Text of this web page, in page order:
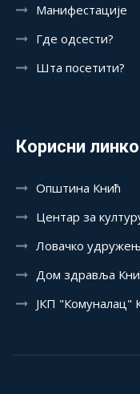
Манифестације
Где одсести?
Шта посетити?
Корисни
Општина Кнић
Центар за
Ловачко
Дом здравља
ЈКП "Комуналац"